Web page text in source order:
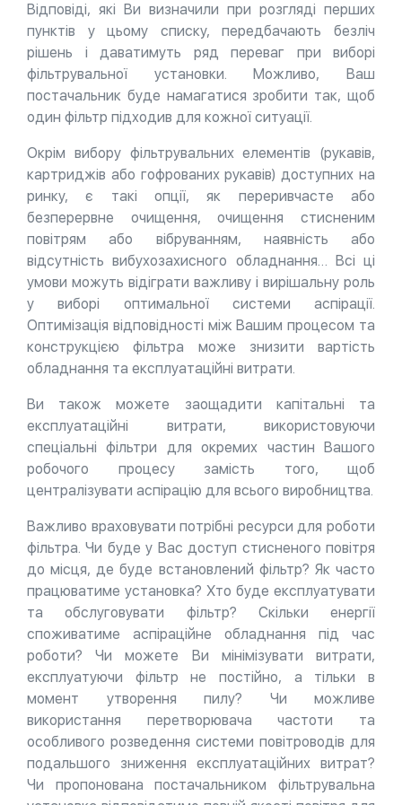
Відповіді, які Ви визначили при розгляді перших
пунктів у цьому списку, передбачають безліч
рішень і даватимуть ряд переваг при виборі
фільтрувальної установки. Можливо, Ваш
постачальник буде намагатися зробити так, щоб
один фільтр підходив для кожної ситуації.
Окрім вибору фільтрувальних елементів (рукавів,
картриджів або гофрованих рукавів) доступних на
ринку, є такі опції, як переривчасте або
безперервне очищення, очищення стисненим
повітрям або вібруванням, наявність або
відсутність вибухозахисного обладнання… Всі ці
умови можуть відіграти важливу і вирішальну роль
у виборі оптимальної системи аспірації.
Оптимізація відповідності між Вашим процесом та
конструкцією фільтра може знизити вартість
обладнання та експлуатаційні витрати.
Ви також можете заощадити капітальні та
експлуатаційні витрати, використовуючи
спеціальні фільтри для окремих частин Вашого
робочого процесу замість того, щоб
централізувати аспірацію для всього виробництва.
Важливо враховувати потрібні ресурси для роботи
фільтра. Чи буде у Вас доступ стисненого повітря
до місця, де буде встановлений фільтр? Як часто
працюватиме установка? Хто буде експлуатувати
та обслуговувати фільтр? Скільки енергії
споживатиме аспіраційне обладнання під час
роботи? Чи можете Ви мінімізувати витрати,
експлуатуючи фільтр не постійно, а тільки в
момент утворення пилу? Чи можливе
використання перетворювача частоти та
особливого розведення системи повітроводів для
подальшого зниження експлуатаційних витрат?
Чи пропонована постачальником фільтрувальна